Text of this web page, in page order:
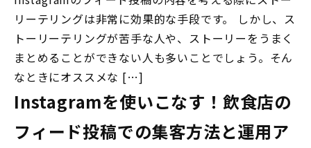
リーテリングは非常に効果的な手段です。 しかし、ス
トーリーテリングが苦手な人や、ストーリーをうまく
まとめることができない人も多いことでしょう。そん
なときにオススメな […]
Instagramを使いこなす！飲食店の
フィード投稿での集客方法と運用ア